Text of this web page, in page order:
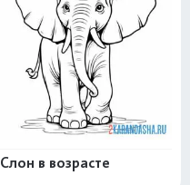
Слон в возрасте